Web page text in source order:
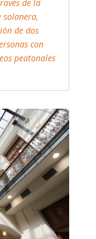
de la
solanera,
de dos
con
peatonales